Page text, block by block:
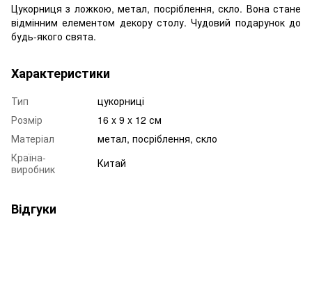
Цукорниця з ложкою, метал, посріблення, скло. Вона стане
відмінним елементом декору столу. Чудовий подарунок до
будь-якого свята.
Характеристики
Тип
цукорниці
Розмір
16 x 9 x 12 см
Матеріал
метал, посріблення, скло
Країна-
виробник
Китай
Відгуки